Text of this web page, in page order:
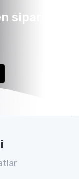
sipariş